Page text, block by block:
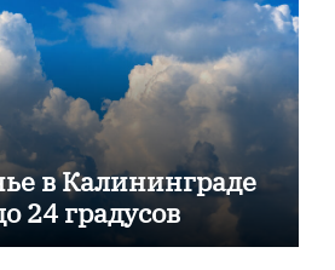
в Калининграде
24 градусов